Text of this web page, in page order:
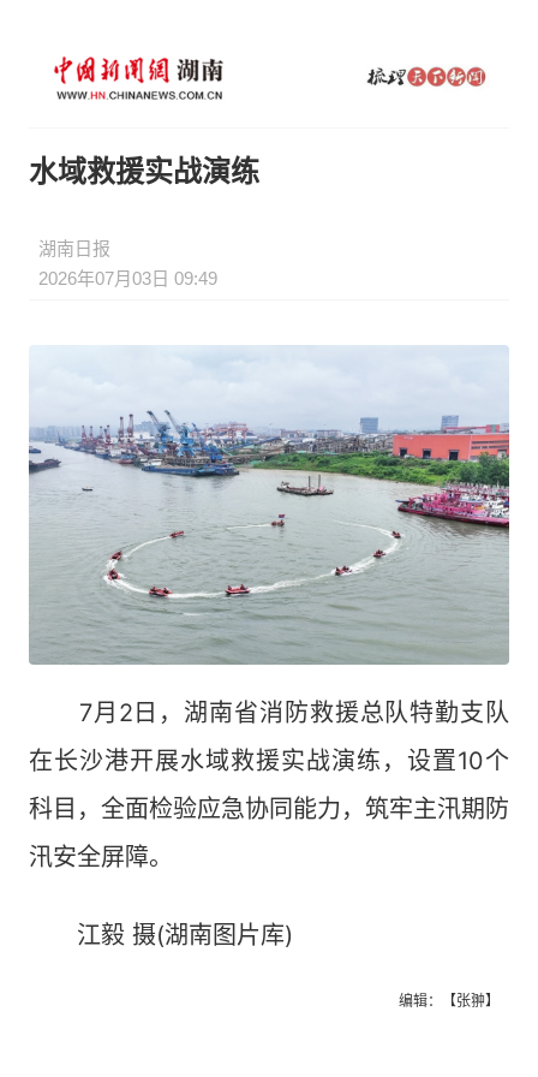
水域救援实战演练
湖南日报
2026年07月03日 09:49
7月2日，湖南省消防救援总队特勤支队
在长沙港开展水域救援实战演练，设置10个
科目，全面检验应急协同能力，筑牢主汛期防
汛安全屏障。
江毅 摄(湖南图片库)
编辑：【张翀】